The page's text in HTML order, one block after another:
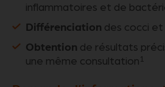
inflammatoires et de
Différenciation des cocci et
Obtention de résultats
une même consultation 1